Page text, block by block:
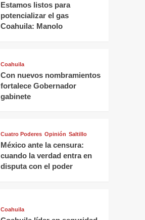
Estamos listos para
potencializar el gas
Coahuila: Manolo
Coahuila
Con nuevos nombramientos
fortalece Gobernador
gabinete
Cuatro Poderes Opinión Saltillo
México ante la censura:
cuando la verdad entra en
disputa con el poder
Coahuila